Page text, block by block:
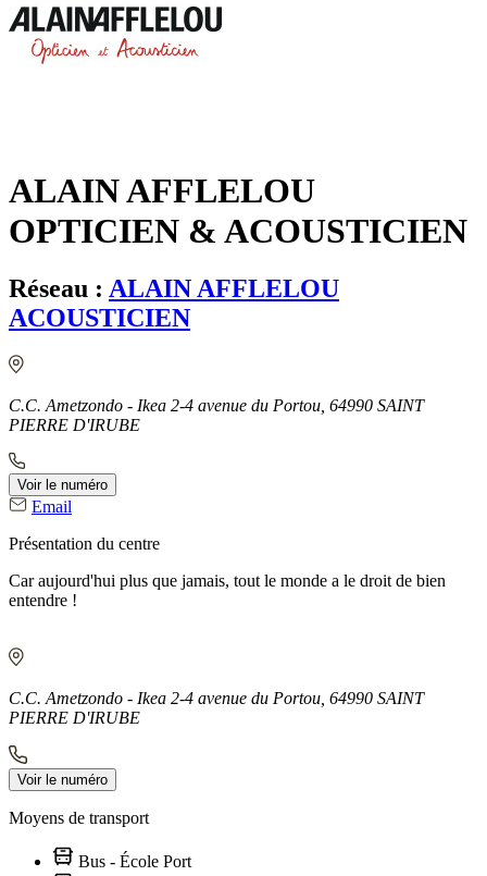
ALAIN AFFLELOU
OPTICIEN & ACOUSTICIEN
Réseau : ALAIN AFFLELOU
ACOUSTICIEN
C.C. Ametzondo - Ikea 2-4 avenue du Portou, 64990 SAINT
PIERRE D'IRUBE
Voir le numéro
Email
Présentation du centre
Car aujourd'hui plus que jamais, tout le monde a le droit de bien
entendre !
C.C. Ametzondo - Ikea 2-4 avenue du Portou, 64990 SAINT
PIERRE D'IRUBE
Voir le numéro
Moyens de transport
Bus - École Port